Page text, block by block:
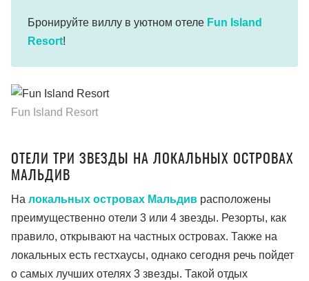
Бронируйте виллу в уютном отеле Fun Island
Resort!
Fun Island Resort
ОТЕЛИ ТРИ ЗВЕЗДЫ НА ЛОКАЛЬНЫХ ОСТРОВАХ
МАЛЬДИВ
На локальных островах Мальдив расположены
преимущественно отели 3 или 4 звезды. Резорты, как
правило, открывают на частных островах. Также на
локальных есть гестхаусы, однако сегодня речь пойдет
о самых лучших отелях 3 звезды. Такой отдых